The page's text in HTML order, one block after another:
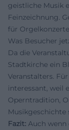
geistliche Musik
Feinzeichnung.
für
Was Besucher
Da die
Stadtkirche ein
Veranstalters.
interessant, weil
Operntradition,
Fazit: Auch